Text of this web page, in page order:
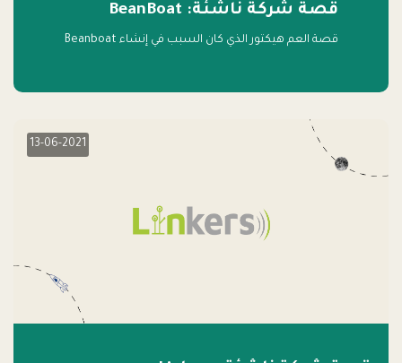
قصة شركة ناشئة: BeanBoat
قصة العم هيكتور الذي كان السبب في إنشاء Beanboat
13-06-2021